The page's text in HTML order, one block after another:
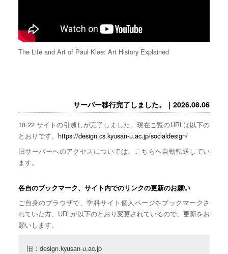
The Life and Art of Paul Klee: Art History Explained
サーバー移行完了しました。｜2026.08.06
18:22 サイトの引越しが完了しました。現在ご覧のURLは以下の
とおりです。 https://design.cs.kyusan-u.ac.jp/socialdesign/
旧サーバーへのアクセスについては、こちらへ自動転送してい
ます。
各自のブックマーク、サイト内でのリンクの更新のお願い
ご自身のブラウザで、学科サイト個人ページをブックマークさ
れていた方、URLが以下のとおり変更されているので、更新をお
願いします。
旧：design.kyusan-u.ac.jp